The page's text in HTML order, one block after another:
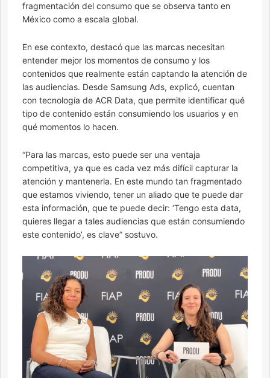
fragmentación del consumo que se observa tanto en
México como a escala global.
En ese contexto, destacó que las marcas necesitan
entender mejor los momentos de consumo y los
contenidos que realmente están captando la atención de
las audiencias. Desde Samsung Ads, explicó, cuentan
con tecnología de ACR Data, que permite identificar qué
tipo de contenido están consumiendo los usuarios y en
qué momentos lo hacen.
“Para las marcas, esto puede ser una ventaja
competitiva, ya que es cada vez más difícil capturar la
atención y mantenerla. En este mundo tan fragmentado
que estamos viviendo, tener un aliado que te puede dar
esta información, que te puede decir: ‘Tengo esta data,
quieres llegar a tales audiencias que están consumiendo
este contenido’, es clave” sostuvo.